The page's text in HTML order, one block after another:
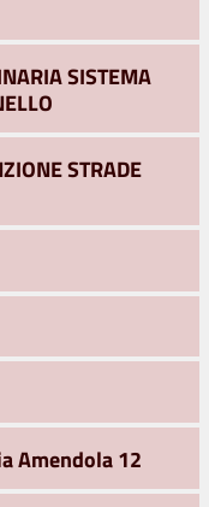
SISTEMA
STRADE
Amendola 12